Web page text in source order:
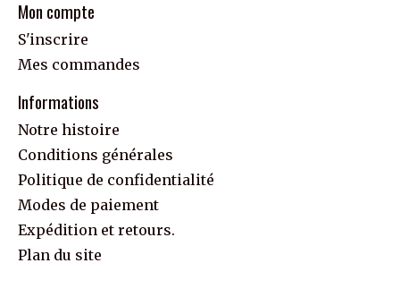
Mon compte
S'inscrire
Mes commandes
Informations
Notre histoire
Conditions générales
Politique de confidentialité
Modes de paiement
Expédition et retours.
Plan du site